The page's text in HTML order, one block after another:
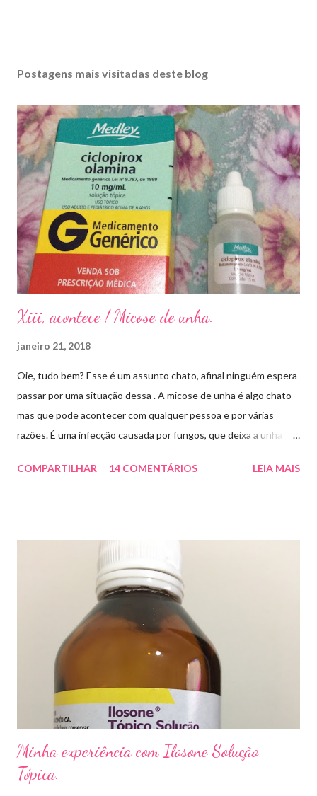
Postagens mais visitadas deste blog
Xiii, acontece ! Micose de unha.
janeiro 21, 2018
Oie, tudo bem? Esse é um assunto chato, afinal ninguém espera
passar por uma situação dessa . A micose de unha é algo chato
mas que pode acontecer com qualquer pessoa e por várias
razões. É uma infecção causada por fungos, que deixa a unha
descolar da pele. As causas mais comuns dessas micoses é por
micose de unha é feito com esmaltes antifúngicos ou remédios
orais ,ou para aplicação local receitados pelo dermatologista. O
tempo para tratamento pode variar de 06 meses a um ano. Para
quem prefere tratamentos caseiros , pode aplicar óleo de cravo
duas vezes ao dia. Eu já passei por isso, pelo uso de muito
sapato fechado e apertado . E utilizei o Ciclopirox olamina que é
um agente antifúngico sintético para tratamento dermatológico
COMPARTILHAR 14 COMENTÁRIOS LEIA MAIS
Minha experiência com Ilosone Solução
Tópica.